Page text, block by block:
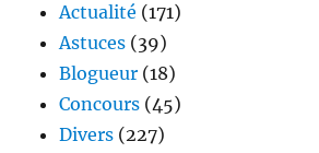
Actualité (171)
Astuces (39)
Blogueur (18)
Concours (45)
Divers (227)